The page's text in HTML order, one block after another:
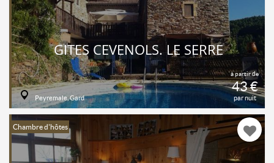
à partir de
43 €
par nuit
GÎTES CEVENOLS. LE SERRE
Peyremale, Gard
Chambre d'hôtes